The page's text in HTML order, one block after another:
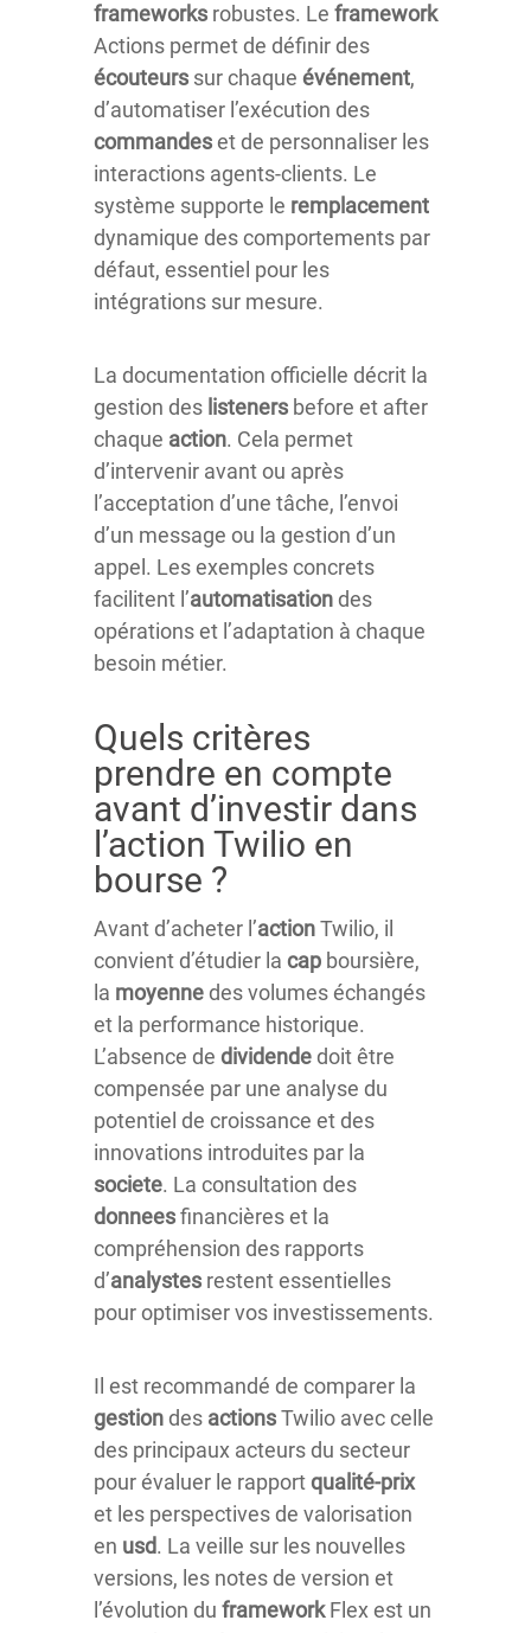
frameworks robustes. Le framework
Actions permet de définir des
écouteurs sur chaque événement,
d’automatiser l’exécution des
commandeset de personnaliser les
interactions agents-clients. Le
système supporte le remplacement
dynamique des comportements par
défaut, essentiel pour les
intégrations sur mesure.
La documentation officielle décrit la
gestion des listeners before et after
chaque action. Cela permet
d’intervenir avant ou après
l’acceptation d’une tâche, l’envoi
d’un message ou la gestion d’un
appel. Les exemples concrets
facilitent l’automatisation des
opérations et l’adaptation à chaque
besoin métier.
Quels critères
prendre en compte
avant d’investir dans
l’action Twilio en
bourse ?
Avant d’acheter l’actionTwilio, il
convient d’étudier la cap boursière,
la moyenne des volumes échangés
et la performance historique.
L’absence de dividende doit être
compensée par une analyse du
potentiel de croissance et des
innovations introduites par la
societe. La consultation des
donneesfinancières et la
compréhension des rapports
d’analystes restent essentielles
pour optimiser vos investissements.
Il est recommandé de comparer la
gestion des actionsTwilio avec celle
des principaux acteurs du secteur
pour évaluer le rapportqualité-prix
et les perspectives de valorisation
en usd. La veille sur les nouvelles
versions, les notes de version et
l’évolution du frameworkFlex est un